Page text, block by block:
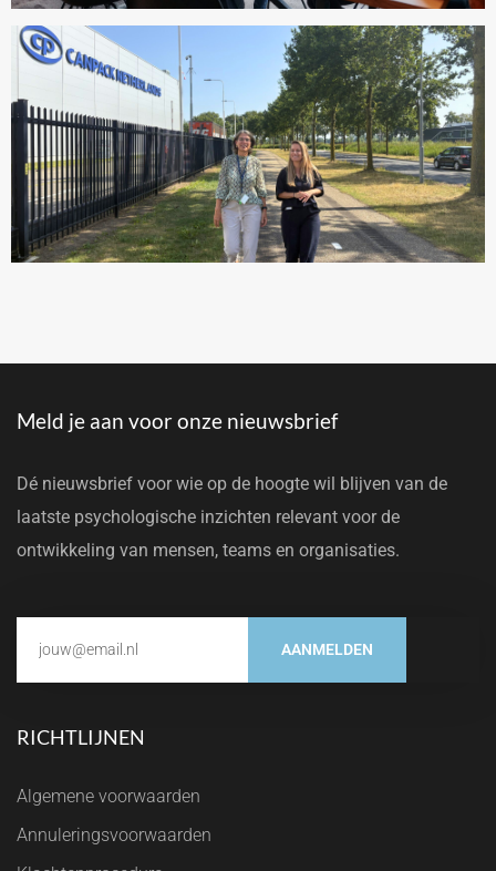
Meld je aan voor onze nieuwsbrief
Dé nieuwsbrief voor wie op de hoogte wil blijven van de
laatste psychologische inzichten relevant voor de
ontwikkeling van mensen, teams en organisaties.
AANMELDEN
RICHTLIJNEN
Algemene voorwaarden
Annuleringsvoorwaarden